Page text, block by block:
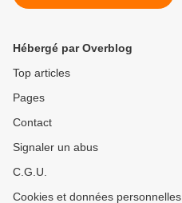
Hébergé par Overblog
Top articles
Pages
Contact
Signaler un abus
C.G.U.
Cookies et données personnelles